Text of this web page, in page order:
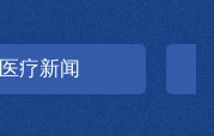
医疗新闻